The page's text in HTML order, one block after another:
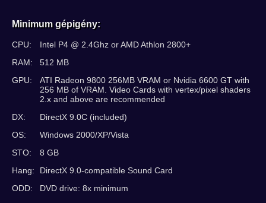
Minimum gépigény:
CPU:
Intel P4 @ 2.4Ghz or AMD Athlon 2800+
RAM:
512 MB
GPU:
ATI Radeon 9800 256MB VRAM or Nvidia 6600 GT with
256 MB of VRAM. Video Cards with vertex/pixel shaders
2.x and above are recommended
DX:
DirectX 9.0C (included)
OS:
Windows 2000/XP/Vista
STO:
8 GB
Hang:
DirectX 9.0-compatible Sound Card
ODD:
DVD drive: 8x minimum